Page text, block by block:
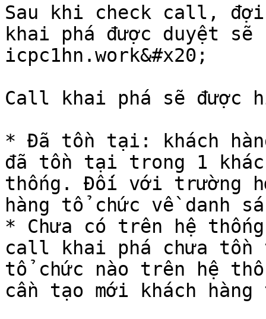
Sau khi check call,
khai phá được duyệt
icpc1hn.work&#x20;
Call khai phá sẽ
* Đã tồn tại: khách
đã tồn tại trong 1
thống. Đối với trường
hàng tổ chức về danh
* Chưa có trên hệ
call khai phá chưa tồn
tổ chức nào trên hệ
cần tạo mới khách